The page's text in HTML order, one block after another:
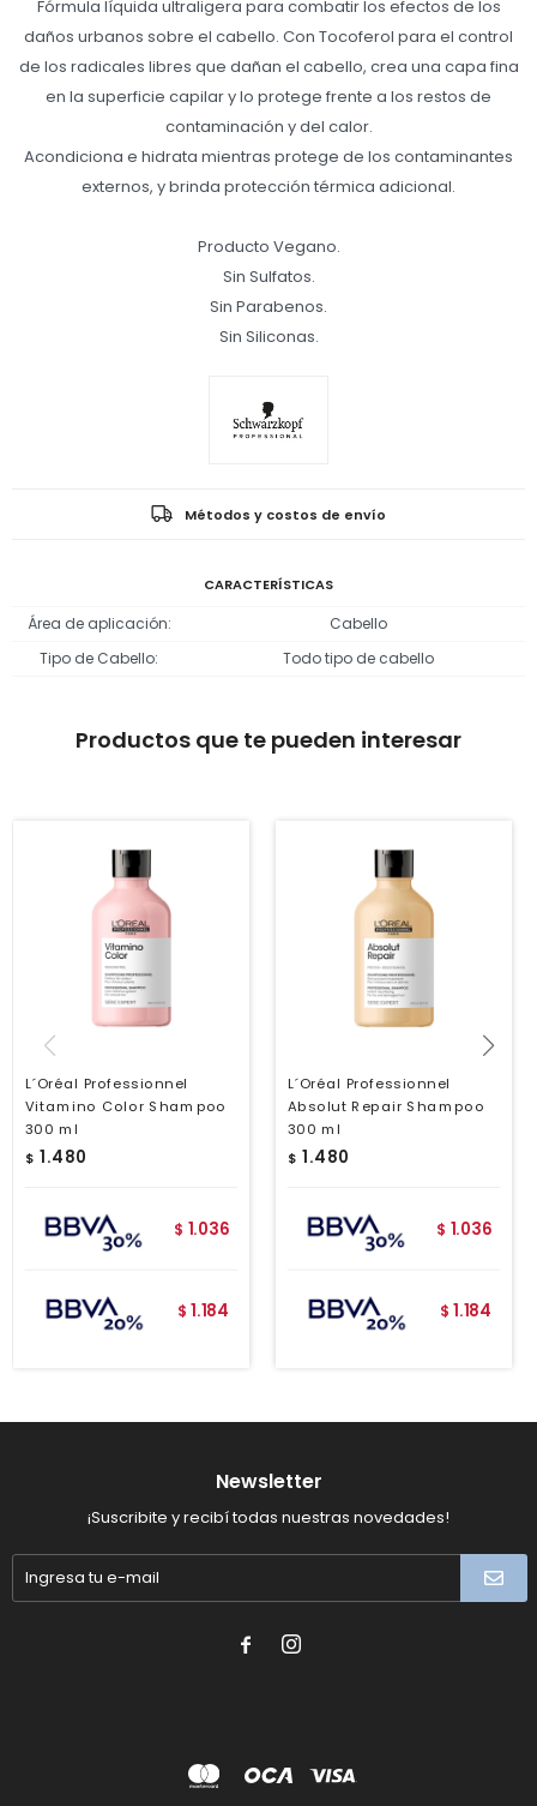
Fórmula líquida ultraligera para combatir los efectos de los
daños urbanos sobre el cabello. Con Tocoferol para el control
de los radicales libres que dañan el cabello, crea una capa fina
en la superficie capilar y lo protege frente a los restos de
contaminación y del calor.
Acondiciona e hidrata mientras protege de los contaminantes
externos, y brinda protección térmica adicional.
Producto Vegano.
Sin Sulfatos.
Sin Parabenos.
Sin Siliconas.
Métodos y costos de envío
CARACTERÍSTICAS
Área de aplicación
Cabello
Tipo de Cabello
Todo tipo de cabello
Productos que te pueden interesar
L´Oréal Professionnel
Vitamino Color Shampoo
300 ml
$ 1.480
$ 1.036
$ 1.184
L´Oréal Professionnel
Absolut Repair Shampoo
300 ml
$ 1.480
$ 1.036
$ 1.184
Newsletter
¡Suscribite y recibí todas nuestras novedades!
 